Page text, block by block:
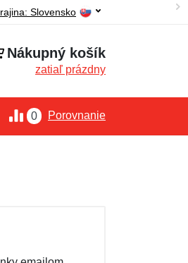
Slovensko
Nákupný košík
zatiaľ prázdny
0 Porovnanie